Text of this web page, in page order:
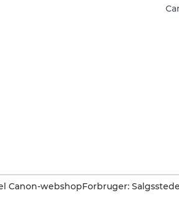
Canon-webshopForbruger: